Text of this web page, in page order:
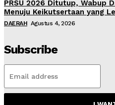
PRSU 2026 Ditutup, Wabup
Menuju Keikutsertaan yang
DAERAH Agustus 4, 2026
Subscribe